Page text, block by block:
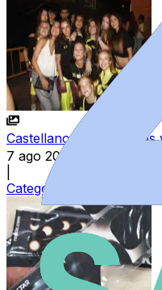
Castellanos de
7 ago 2026
Categoría: